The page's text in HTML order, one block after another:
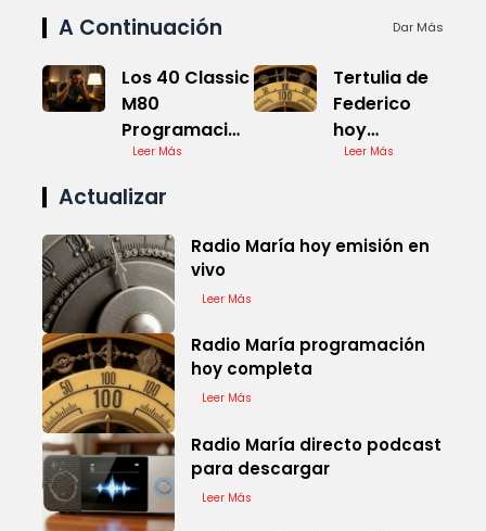
A Continuación Dar Más
Los 40 Classic
M80
Programación
Actual
Leer Más
Tertulia de
Federico
hoy
youtube
Leer Más
Actualizar
Radio María hoy emisión en
vivo
Leer Más
Radio María programación
hoy completa
Leer Más
Radio María directo podcast
para descargar
Leer Más